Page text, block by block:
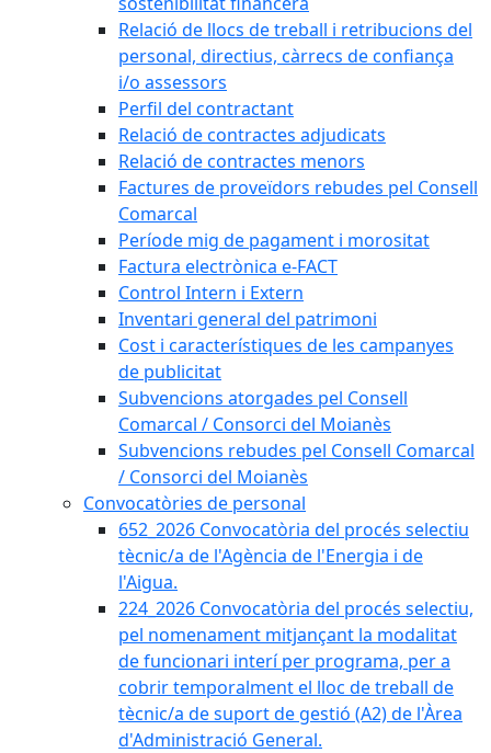
Relació de llocs de treball i retribucions del
personal, directius, càrrecs de confiança
i/o assessors
Perfil del contractant
Relació de contractes adjudicats
Relació de contractes menors
Factures de proveïdors rebudes pel Consell
Comarcal
Període mig de pagament i morositat
Factura electrònica e-FACT
Control Intern i Extern
Inventari general del patrimoni
Cost i característiques de les campanyes
de publicitat
Subvencions atorgades pel Consell
Comarcal / Consorci del Moianès
Subvencions rebudes pel Consell Comarcal
/ Consorci del Moianès
Convocatòries de personal
652_2026 Convocatòria del procés selectiu
tècnic/a de l'Agència de l'Energia i de
l'Aigua.
224_2026 Convocatòria del procés selectiu,
pel nomenament mitjançant la modalitat
de funcionari interí per programa, per a
cobrir temporalment el lloc de treball de
tècnic/a de suport de gestió (A2) de l'Àrea
d'Administració General.